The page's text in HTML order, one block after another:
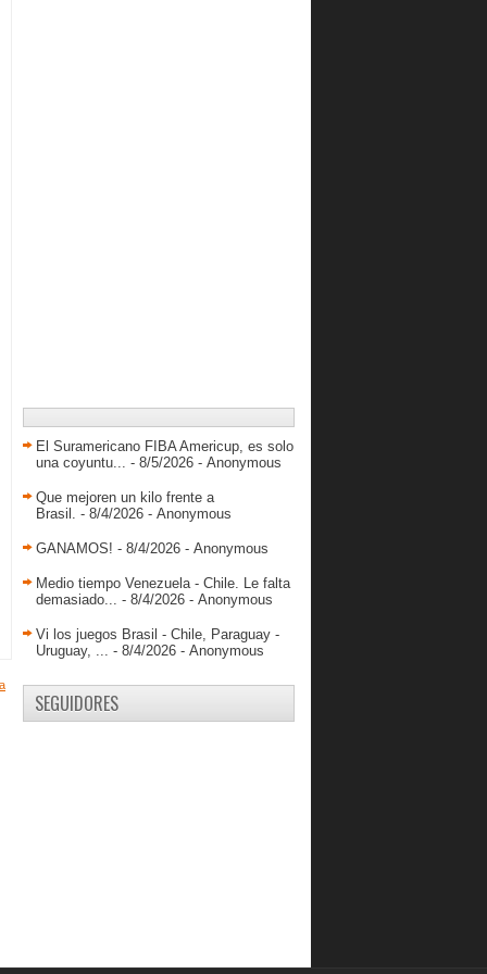
2012( 845 )
El Suramericano FIBA Americup, es solo
una coyuntu... - 8/5/2026 - Anonymous
Que mejoren un kilo frente a
Brasil. - 8/4/2026 - Anonymous
GANAMOS! - 8/4/2026 - Anonymous
Medio tiempo Venezuela - Chile. Le falta
demasiado... - 8/4/2026 - Anonymous
Vi los juegos Brasil - Chile, Paraguay -
Uruguay, ... - 8/4/2026 - Anonymous
SEGUIDORES